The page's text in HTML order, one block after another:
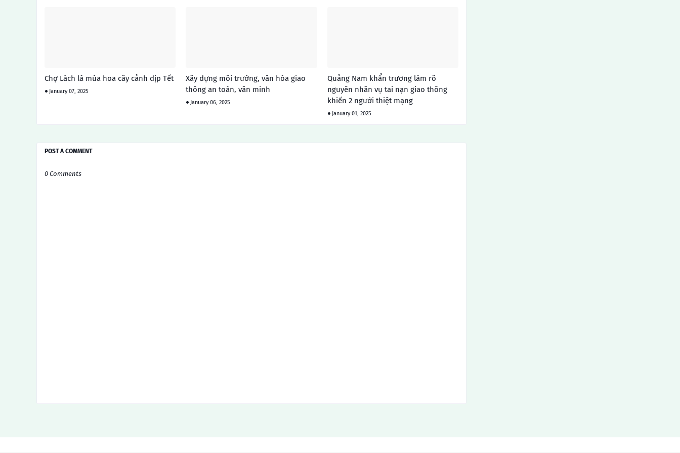
Chợ Lách là mùa hoa cây cảnh dịp Tết
January 07, 2025
Xây dựng môi trường, văn hóa giao
thông an toàn, văn minh
January 06, 2025
Quảng Nam khẩn trương làm rõ
nguyên nhân vụ tai nạn giao thông
khiến 2 người thiệt mạng
January 01, 2025
POST A COMMENT
0 Comments